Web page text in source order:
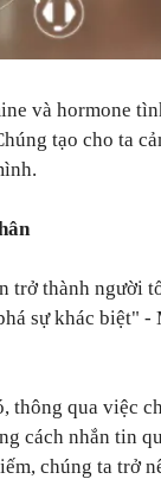
và hormone
tạo cho ta
trở thành người
sự khác biệt" -
thông qua việc
cách nhắn tin
chúng ta trở